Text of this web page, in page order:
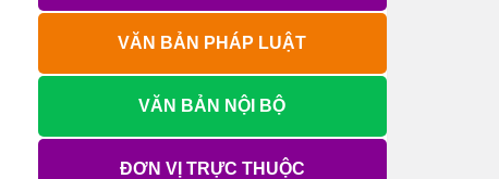
VĂN BẢN PHÁP LUẬT
VĂN BẢN NỘI BỘ
ĐƠN VỊ TRỰC THUỘC